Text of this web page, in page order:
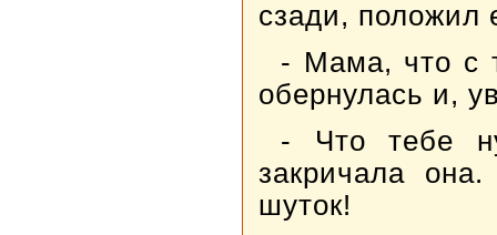
сзади, положил
- Мама, что с
обернулась и,
- Что тебе
закричала
шуток!